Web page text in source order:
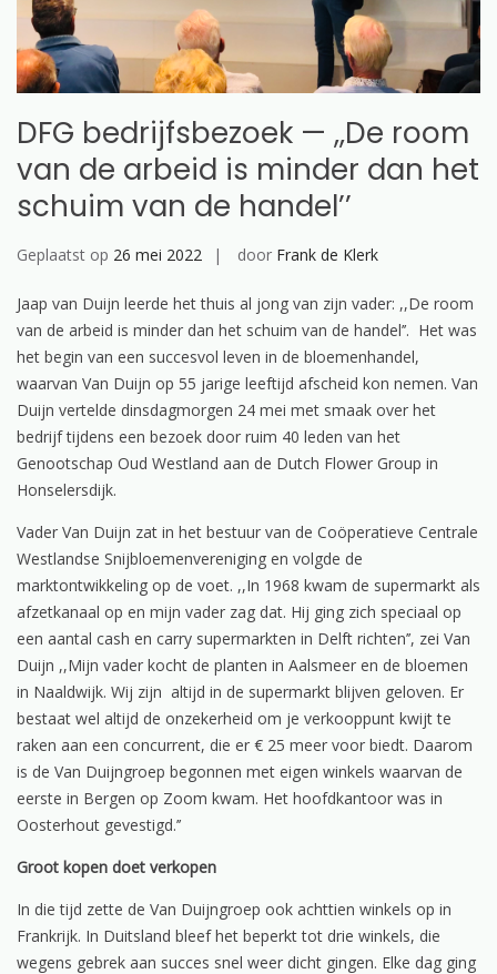
DFG bedrijfsbezoek — ,,De room
van de arbeid is minder dan het
schuim van de handel’’
Geplaatst op 26 mei 2022 door Frank de Klerk
Jaap van Duijn leerde het thuis al jong van zijn vader: ,,De room
van de arbeid is minder dan het schuim van de handel’’. Het was
het begin van een succesvol leven in de bloemenhandel,
waarvan Van Duijn op 55 jarige leeftijd afscheid kon nemen. Van
Duijn vertelde dinsdagmorgen 24 mei met smaak over het
bedrijf tijdens een bezoek door ruim 40 leden van het
Genootschap Oud Westland aan de Dutch Flower Group in
Honselersdijk.
Vader Van Duijn zat in het bestuur van de Coöperatieve Centrale
Westlandse Snijbloemenvereniging en volgde de
marktontwikkeling op de voet. ,,In 1968 kwam de supermarkt als
afzetkanaal op en mijn vader zag dat. Hij ging zich speciaal op
een aantal cash en carry supermarkten in Delft richten’’, zei Van
Duijn ,,Mijn vader kocht de planten in Aalsmeer en de bloemen
in Naaldwijk. Wij zijn altijd in de supermarkt blijven geloven. Er
bestaat wel altijd de onzekerheid om je verkooppunt kwijt te
raken aan een concurrent, die er € 25 meer voor biedt. Daarom
is de Van Duijngroep begonnen met eigen winkels waarvan de
eerste in Bergen op Zoom kwam. Het hoofdkantoor was in
Oosterhout gevestigd.’’
Groot kopen doet verkopen
In die tijd zette de Van Duijngroep ook achttien winkels op in
Frankrijk. In Duitsland bleef het beperkt tot drie winkels, die
wegens gebrek aan succes snel weer dicht gingen. Elke dag ging